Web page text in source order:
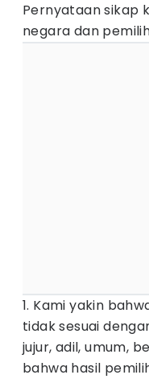
Pernyataan sikap
negara dan
1. Kami yakin
tidak sesuai
jujur, adil, umum,
bahwa hasil